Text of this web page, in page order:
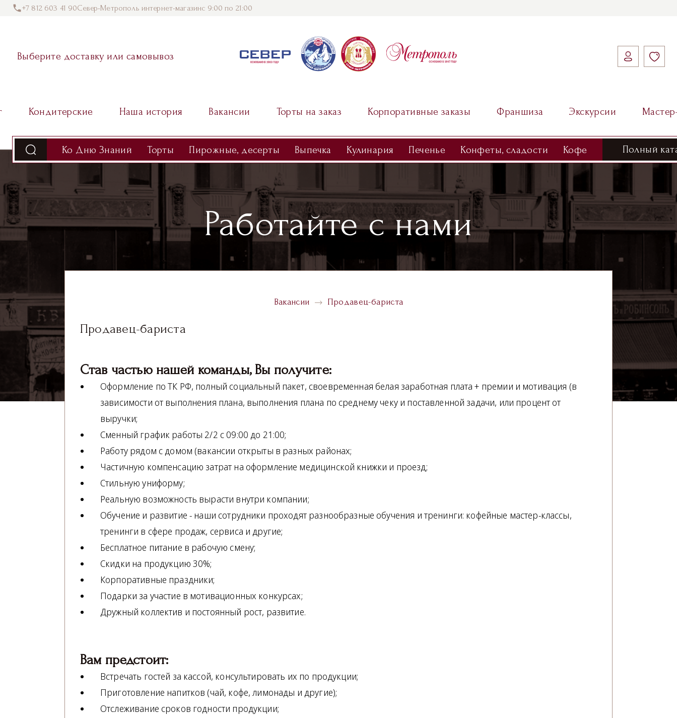
+7 812 603 41 90Север-Метрополь интернет-магазинс 9:00 по 21:00
Выберите доставку или самовывоз
Кондитерские Наша история Вакансии Торты на заказ Корпоративные заказы Франшиза Экскурсии
Ко Дню Знаний Торты Пирожные, десерты Выпечка Кулинария Печенье Конфеты, сладости Кофе Полный
Работайте с нами
Вакансии Продавец-бариста
Продавец-бариста
Став частью нашей команды, Вы получите:
Оформление по ТК РФ, полный социальный пакет, своевременная белая заработная плата + премии и мотивация (в
зависимости от выполнения плана, выполнения плана по среднему чеку и поставленной задачи, или процент от
выручки;
Сменный график работы 2/2 с 09:00 до 21:00;
Работу рядом с домом (вакансии открыты в разных районах;
Частичную компенсацию затрат на оформление медицинской книжки и проезд;
Стильную униформу;
Реальную возможность вырасти внутри компании;
Обучение и развитие - наши сотрудники проходят разнообразные обучения и тренинги: кофейные мастер-классы,
тренинги в сфере продаж, сервиса и другие;
Бесплатное питание в рабочую смену;
Скидки на продукцию 30%;
Корпоративные праздники;
Подарки за участие в мотивационных конкурсах;
Дружный коллектив и постоянный рост, развитие.
Вам предстоит:
Встречать гостей за кассой, консультировать их по продукции;
Приготовление напитков (чай, кофе, лимонады и другие);
Отслеживание сроков годности продукции;